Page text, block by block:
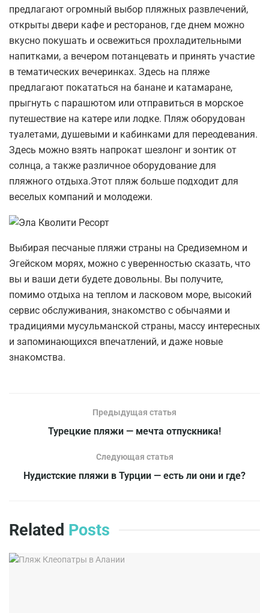
предлагают огромный выбор пляжных развлечений,
открыты двери кафе и ресторанов, где днем можно
вкусно покушать и освежиться прохладительными
напитками, а вечером потанцевать и принять участие
в тематических вечеринках. Здесь на пляже
предлагают покататься на банане и катамаране,
прыгнуть с парашютом или отправиться в морское
путешествие на катере или лодке. Пляж оборудован
туалетами, душевыми и кабинками для переодевания.
Здесь можно взять напрокат шезлонг и зонтик от
солнца, а также различное оборудование для
пляжного отдыха.Этот пляж больше подходит для
веселых компаний и молодежи.
Выбирая песчаные пляжи страны на Средиземном и
Эгейском морях, можно с уверенностью сказать, что
вы и ваши дети будете довольны. Вы получите,
помимо отдыха на теплом и ласковом море, высокий
сервис обслуживания, знакомство с обычаями и
традициями мусульманской страны, массу интересных
и запоминающихся впечатлений, и даже новые
знакомства.
Предыдущая статья
Турецкие пляжи — мечта отпускника!
Следующая статья
Нудистские пляжи в Турции — есть ли они и где?
Related Posts